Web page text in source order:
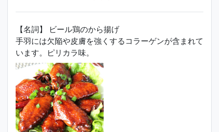
【名詞】 ビール鶏のから揚げ
手羽には欠陥や皮膚を強くするコラーゲンが含まれて
います。ピリカラ味。